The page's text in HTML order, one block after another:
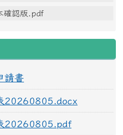
確認版.pdf
請書
20260805.docx
20260805.pdf